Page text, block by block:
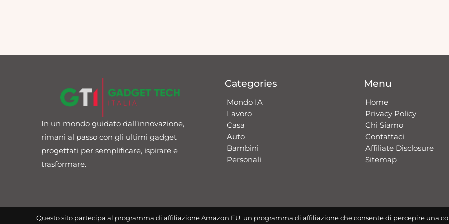
In un mondo guidato dall’innovazione,
rimani al passo con gli ultimi gadget
progettati per semplificare, ispirare e
trasformare.
Categories
Mondo IA
Lavoro
Casa
Auto
Bambini
Personali
Menu
Home
Privacy Policy
Chi Siamo
Contattaci​
Affiliate Disclosure
Sitemap
Questo sito partecipa al programma di affiliazione Amazon EU, un programma di affiliazione che consente di percepire una